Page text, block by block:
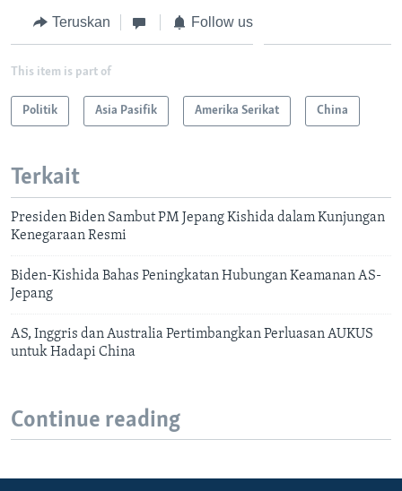
Teruskan Follow us
This item is part of
Politik Asia Pasifik Amerika Serikat China
Terkait
Presiden Biden Sambut PM Jepang Kishida dalam Kunjungan
Kenegaraan Resmi
Biden-Kishida Bahas Peningkatan Hubungan Keamanan AS-
Jepang
AS, Inggris dan Australia Pertimbangkan Perluasan AUKUS
untuk Hadapi China
Continue reading